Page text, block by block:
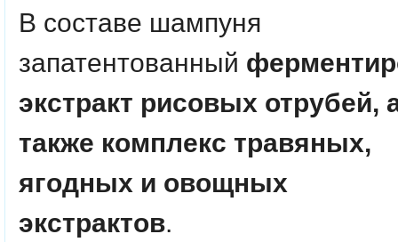
В составе шампуня
запатентованный
экстракт рисовых отрубей,
также комплекс травяных,
ягодных и овощных
экстрактов.